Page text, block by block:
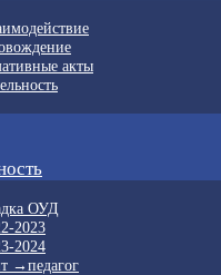
акты
ОУД
2023
2024
→педагог